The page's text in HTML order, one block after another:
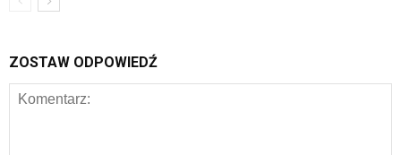
ZOSTAW ODPOWIEDŹ